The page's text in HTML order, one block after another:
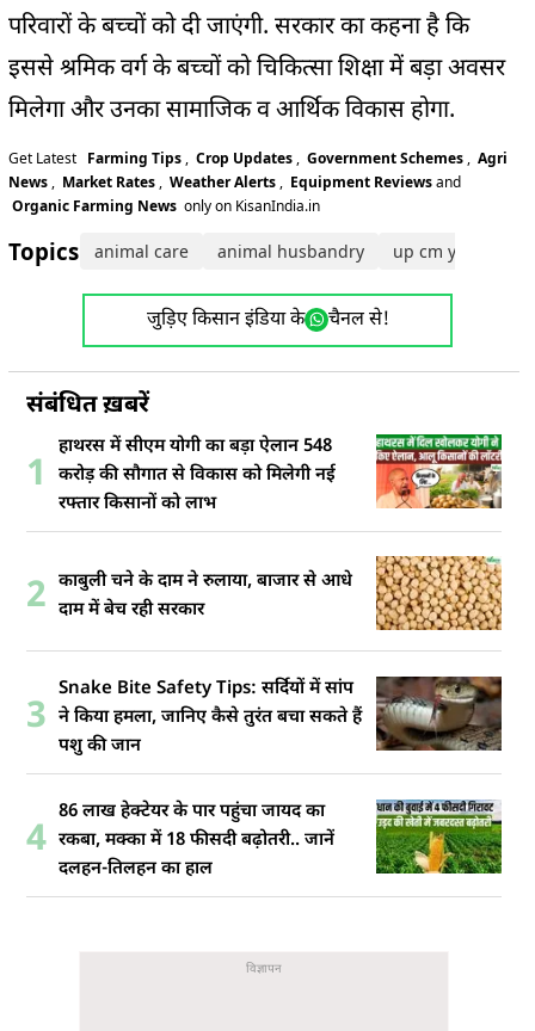
परिवारों के बच्चों को दी जाएंगी. सरकार का कहना है कि
इससे श्रमिक वर्ग के बच्चों को चिकित्सा शिक्षा में बड़ा अवसर
मिलेगा और उनका सामाजिक व आर्थिक विकास होगा.
Get Latest Farming Tips , Crop Updates , Government Schemes , Agri
News , Market Rates , Weather Alerts , Equipment Reviewsand
Organic Farming News only on KisanIndia.in
Topics: animal care animal husbandry up cm yogi
जुड़िए किसान इंडिया के चैनल से!
संबंधित ख़बरें
1
हाथरस में सीएम योगी का बड़ा ऐलान 548
करोड़ की सौगात से विकास को मिलेगी नई
रफ्तार किसानों को लाभ
2 काबुली चने के दाम ने रुलाया, बाजार से आधे
दाम में बेच रही सरकार
3
Snake Bite Safety Tips: सर्दियों में सांप
ने किया हमला, जानिए कैसे तुरंत बचा सकते हैं
पशु की जान
4
86 लाख हेक्टेयर के पार पहुंचा जायद का
रकबा, मक्का में 18 फीसदी बढ़ोतरी.. जानें
दलहन-तिलहन का हाल